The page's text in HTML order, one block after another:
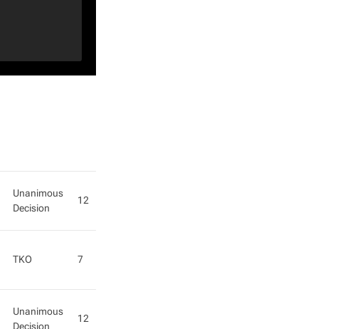
Unanimous
Decision
12
TKO
7
Unanimous
Decision
12